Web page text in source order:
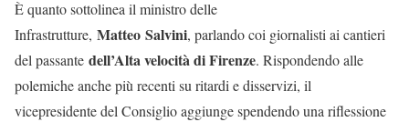
È quanto sottolinea il ministro delle
Infrastrutture, Matteo Salvini, parlando coi giornalisti ai cantieri
del passante dell’Alta velocità di Firenze. Rispondendo alle
polemiche anche più recenti su ritardi e disservizi, il
vicepresidente del Consiglio aggiunge spendendo una riflessione